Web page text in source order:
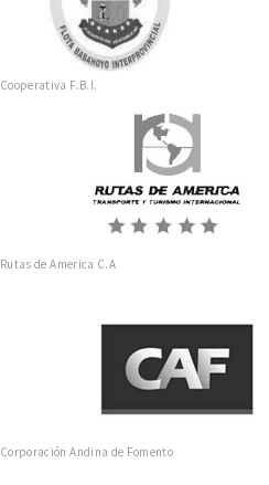
Cooperativa F.B.I.
Rutas de America C.A
Corporación Andina de Fomento